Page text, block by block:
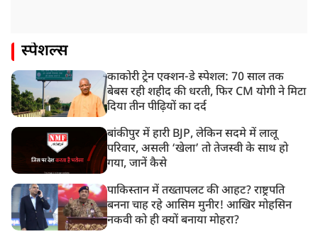
स्पेशल्स
काकोरी ट्रेन एक्शन-डे स्पेशल: 70 साल तक
बेबस रही शहीद की धरती, फिर CM योगी ने मिटा
दिया तीन पीढ़ियों का दर्द
बांकीपुर में हारी BJP, लेकिन सदमे में लालू
परिवार, असली ‘खेला’ तो तेजस्वी के साथ हो
गया, जानें कैसे
पाकिस्तान में तख्तापलट की आहट? राष्ट्रपति
बनना चाह रहे आसिम मुनीर! आखिर मोहसिन
नकवी को ही क्यों बनाया मोहरा?